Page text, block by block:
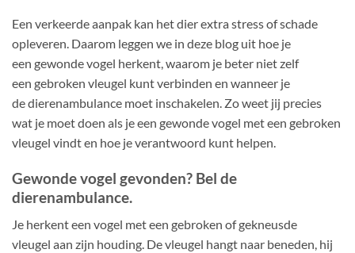
Een verkeerde aanpak kan het dier extra stress of schade
opleveren. Daarom leggen we in deze blog uit hoe je
een gewonde vogel herkent, waarom je beter niet zelf
een gebroken vleugel kunt verbinden en wanneer je
de dierenambulance moet inschakelen. Zo weet jij precies
wat je moet doen als je een gewonde vogel met een gebroken
vleugel vindt en hoe je verantwoord kunt helpen.
Gewonde vogel gevonden? Bel de
dierenambulance.
Je herkent een vogel met een gebroken of gekneusde
vleugel aan zijn houding. De vleugel hangt naar beneden, hij